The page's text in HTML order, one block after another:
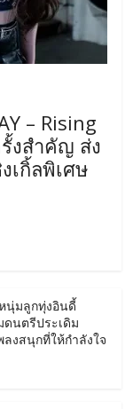
– Rising
งสำคัญ ส่ง
เกิ้ลพิเศษ
นุ่มลูกทุ่งอินดี้
ดนตรีประเดิม
ลงสนุกที่ให้กำลังใจ